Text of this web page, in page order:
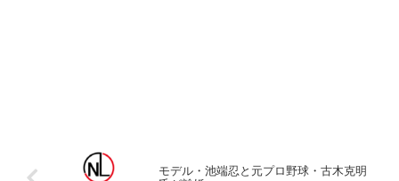
モデル・池端忍と元プロ野球・古木克明